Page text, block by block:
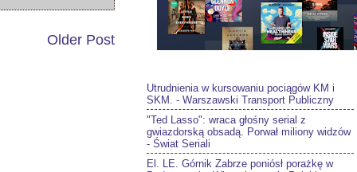
Older Post
Utrudnienia w kursowaniu pociągów KM i
SKM. - Warszawski Transport Publiczny
"Ted Lasso": wraca głośny serial z
gwiazdorską obsadą. Porwał miliony widzów
- Świat Seriali
El. LE. Górnik Zabrze poniósł porażkę w